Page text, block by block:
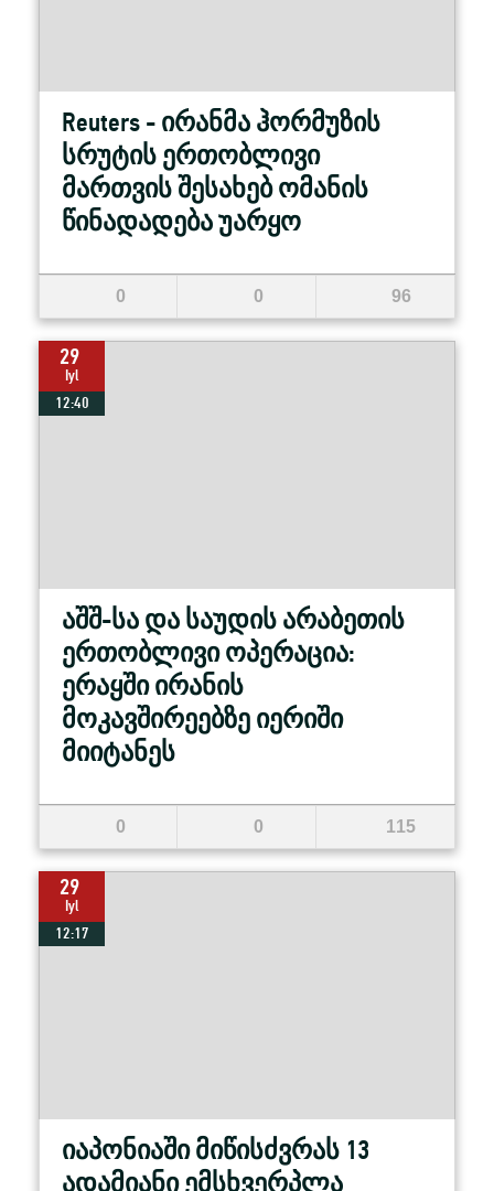
Reuters - ირანმა ჰორმუზის
სრუტის ერთობლივი
მართვის შესახებ ომანის
წინადადება უარყო
0 0 96
29
Iyl
12:40
აშშ-სა და საუდის არაბეთის
ერთობლივი ოპერაცია:
ერაყში ირანის
მოკავშირეებზე იერიში
მიიტანეს
0 0 115
29
Iyl
12:17
იაპონიაში მიწისძვრას 13